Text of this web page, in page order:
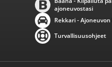
ajoneuvostasi
Rekkari -
Turvallisuusohjeet